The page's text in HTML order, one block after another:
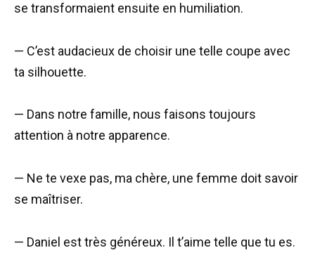
se transformaient ensuite en humiliation.
— C’est audacieux de choisir une telle coupe avec
ta silhouette.
— Dans notre famille, nous faisons toujours
attention à notre apparence.
— Ne te vexe pas, ma chère, une femme doit savoir
se maîtriser.
— Daniel est très généreux. Il t’aime telle que tu es.